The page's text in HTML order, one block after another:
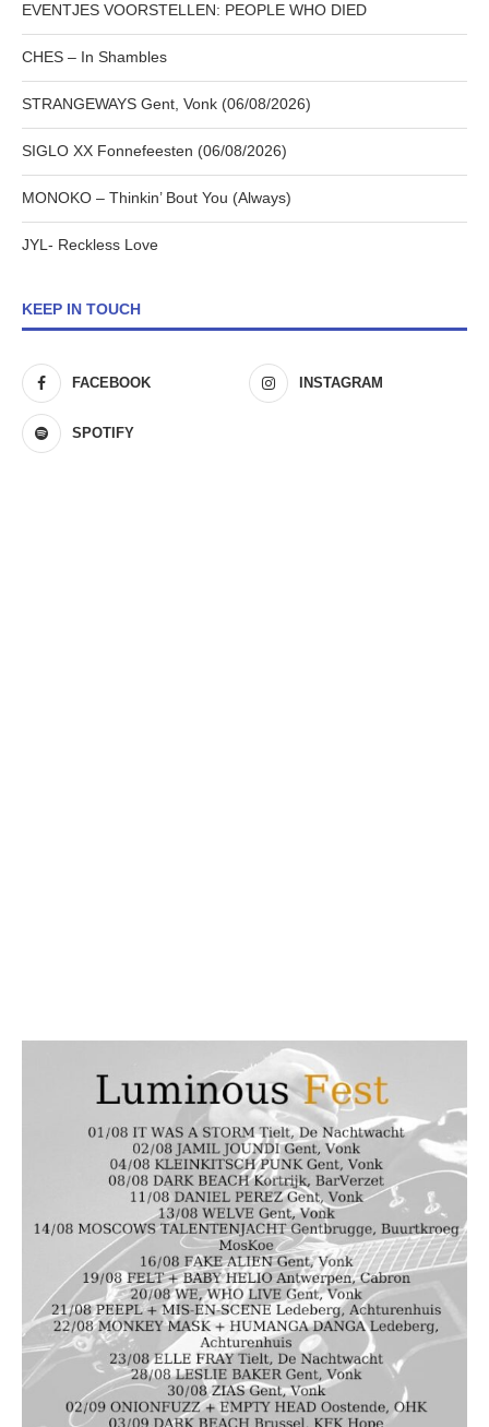
EVENTJES VOORSTELLEN: PEOPLE WHO DIED
CHES – In Shambles
STRANGEWAYS Gent, Vonk (06/08/2026)
SIGLO XX Fonnefeesten (06/08/2026)
MONOKO – Thinkin’ Bout You (Always)
JYL- Reckless Love
KEEP IN TOUCH
FACEBOOK INSTAGRAM
SPOTIFY